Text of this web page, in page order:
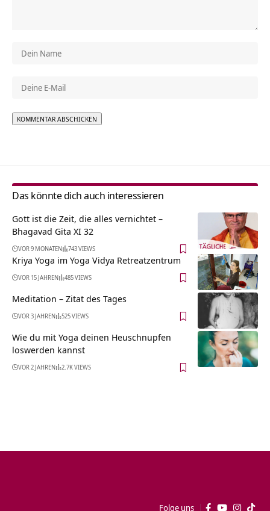
Das könnte dich auch interessieren
Gott ist die Zeit, die alles vernichtet –
Bhagavad Gita XI 32
VOR 9 MONATEN 743 VIEWS
Kriya Yoga im Yoga Vidya Retreatzentrum
VOR 15 JAHREN 485 VIEWS
Meditation – Zitat des Tages
VOR 3 JAHREN 525 VIEWS
Wie du mit Yoga deinen Heuschnupfen
loswerden kannst
VOR 2 JAHREN 2.7K VIEWS
Folge uns